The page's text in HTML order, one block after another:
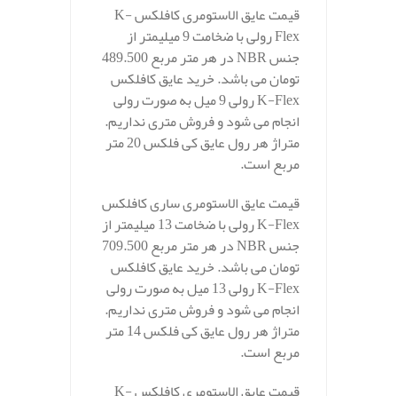
قیمت عایق الاستومری کافلکس K-
Flex رولی با ضخامت 9 میلیمتر از
جنس NBR در هر متر مربع 489.500
تومان می باشد. خرید عایق کافلکس
K-Flex رولی 9 میل به صورت رولی
انجام می شود و فروش متری نداریم.
متراژ هر رول عایق کی فلکس 20 متر
مربع است.
قیمت عایق الاستومری ساری کافلکس
K-Flex رولی با ضخامت 13 میلیمتر از
جنس NBR در هر متر مربع 709.500
تومان می باشد. خرید عایق کافلکس
K-Flex رولی 13 میل به صورت رولی
انجام می شود و فروش متری نداریم.
متراژ هر رول عایق کی فلکس 14 متر
مربع است.